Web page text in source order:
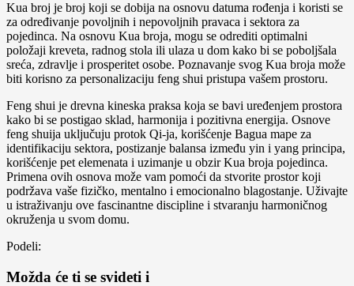
Kua broj je broj koji se dobija na osnovu datuma rođenja i koristi se
za određivanje povoljnih i nepovoljnih pravaca i sektora za
pojedinca. Na osnovu Kua broja, mogu se odrediti optimalni
položaji kreveta, radnog stola ili ulaza u dom kako bi se poboljšala
sreća, zdravlje i prosperitet osobe. Poznavanje svog Kua broja može
biti korisno za personalizaciju feng shui pristupa vašem prostoru.
Feng shui je drevna kineska praksa koja se bavi uređenjem prostora
kako bi se postigao sklad, harmonija i pozitivna energija. Osnove
feng shuija uključuju protok Qi-ja, korišćenje Bagua mape za
identifikaciju sektora, postizanje balansa između yin i yang principa,
korišćenje pet elemenata i uzimanje u obzir Kua broja pojedinca.
Primena ovih osnova može vam pomoći da stvorite prostor koji
podržava vaše fizičko, mentalno i emocionalno blagostanje. Uživajte
u istraživanju ove fascinantne discipline i stvaranju harmoničnog
okruženja u svom domu.
Podeli:
Možda će ti se svideti i